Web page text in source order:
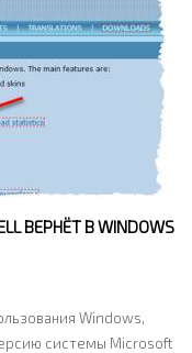
ВЕРНЁТ В WINDOWS
Windows,
системы Microsoft